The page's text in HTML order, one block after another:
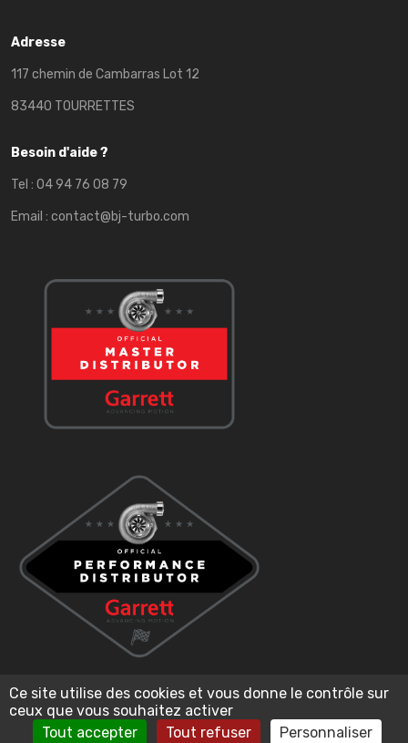
Adresse
117 chemin de Cambarras Lot 12
83440 TOURRETTES
Besoin d'aide ?
Tel : 04 94 76 08 79
Email : contact@bj-turbo.com
2026 BJ TURBO - L'artisan de la performance
Ce site utilise des cookies et vous donne le contrôle sur
ceux que vous souhaitez activer
Tout accepter
Tout refuser Personnaliser